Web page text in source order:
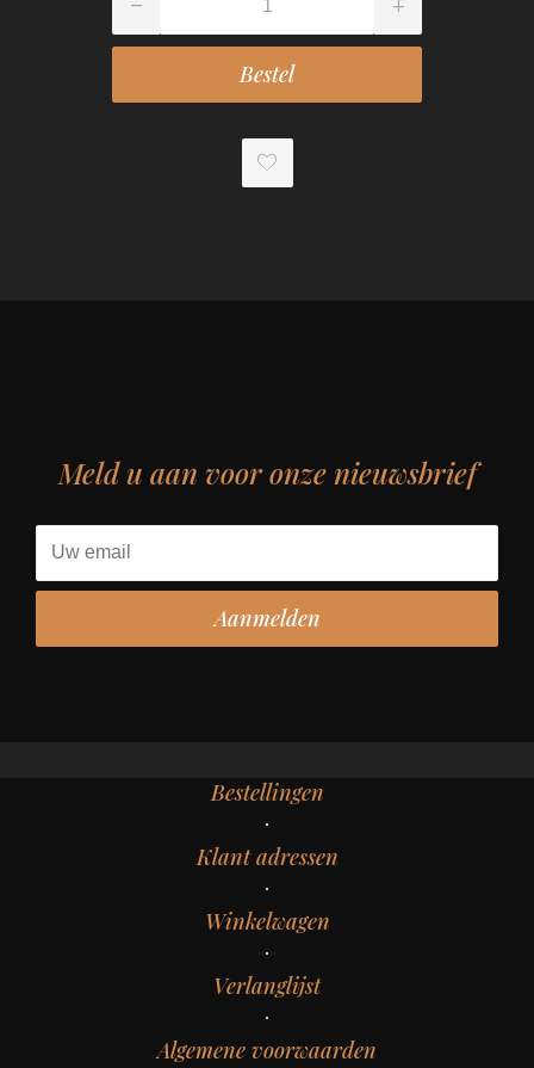
Meld u aan voor onze nieuwsbrief
Bestellingen
Klant adressen
Winkelwagen
Verlanglijst
Algemene voorwaarden